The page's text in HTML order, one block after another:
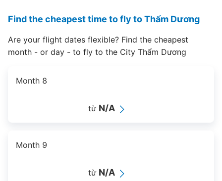
Find the cheapest time to fly to Thẩm Dương
Are your flight dates flexible? Find the cheapest
month - or day - to fly to the City Thẩm Dương
Month 8
từ N/A
Month 9
từ N/A